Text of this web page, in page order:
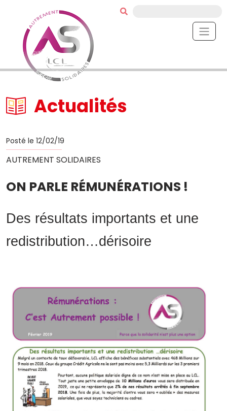
Actualités
Posté le 12/02/19
AUTREMENT SOLIDAIRES
ON PARLE RÉMUNÉRATIONS !
Des résultats importants et une
redistribution…dérisoire